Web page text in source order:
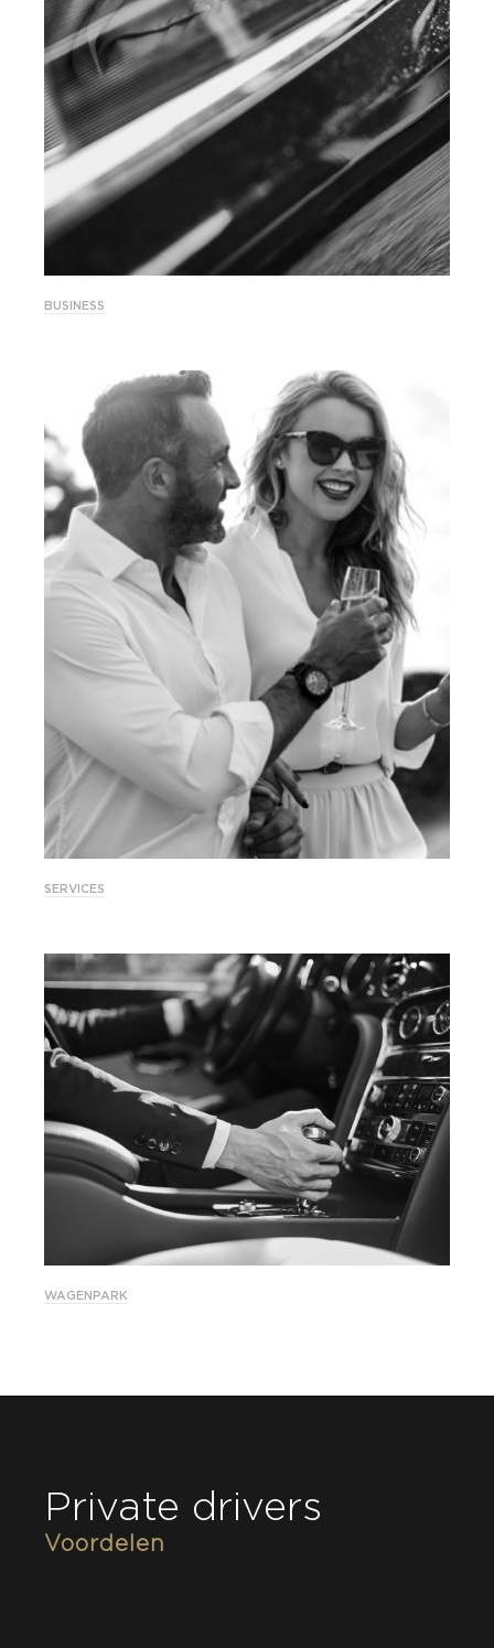
BUSINESS
SERVICES
WAGENPARK
Private drivers
Voordelen